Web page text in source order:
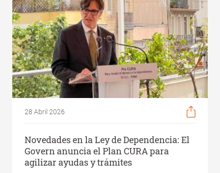
28 Abril 2026
Novedades en la Ley de Dependencia: El
Govern anuncia el Plan CURA para
agilizar ayudas y trámites